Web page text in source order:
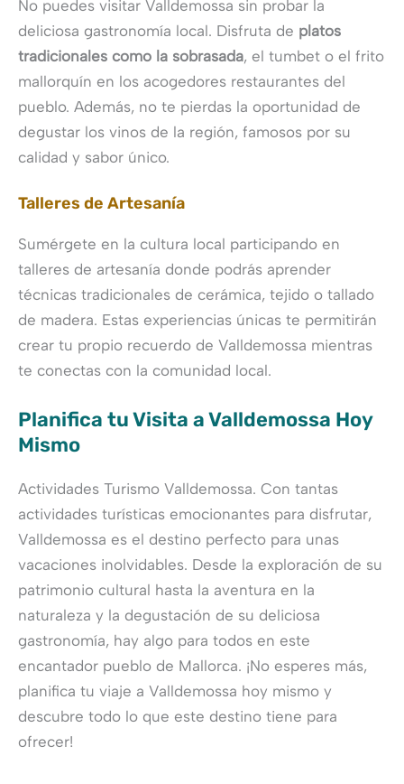
No puedes visitar Valldemossa sin probar la
deliciosa gastronomía local. Disfruta de platos
tradicionales como la sobrasada, el tumbet o el frito
mallorquín en los acogedores restaurantes del
pueblo. Además, no te pierdas la oportunidad de
degustar los vinos de la región, famosos por su
calidad y sabor único.
Talleres de Artesanía
Sumérgete en la cultura local participando en
talleres de artesanía donde podrás aprender
técnicas tradicionales de cerámica, tejido o tallado
de madera. Estas experiencias únicas te permitirán
crear tu propio recuerdo de Valldemossa mientras
te conectas con la comunidad local.
Planifica tu Visita a Valldemossa Hoy
Mismo
Actividades Turismo Valldemossa. Con tantas
actividades turísticas emocionantes para disfrutar,
Valldemossa es el destino perfecto para unas
vacaciones inolvidables. Desde la exploración de su
patrimonio cultural hasta la aventura en la
naturaleza y la degustación de su deliciosa
gastronomía, hay algo para todos en este
encantador pueblo de Mallorca. ¡No esperes más,
planifica tu viaje a Valldemossa hoy mismo y
descubre todo lo que este destino tiene para
ofrecer!